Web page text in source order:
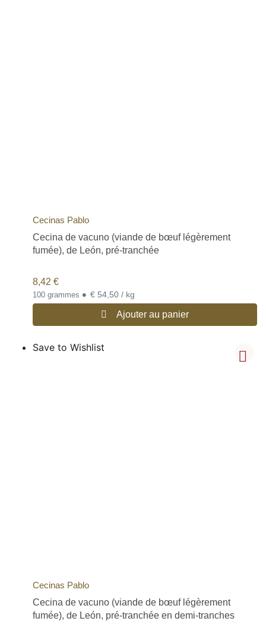
Cecinas Pablo
Cecina de vacuno (viande de bœuf légèrement
fumée), de León, pré-tranchée
8,42 €
100 grammes • € 54,50 / kg
Ajouter au panier
Save to Wishlist
Cecinas Pablo
Cecina de vacuno (viande de bœuf légèrement
fumée), de León, pré-tranchée en demi-tranches